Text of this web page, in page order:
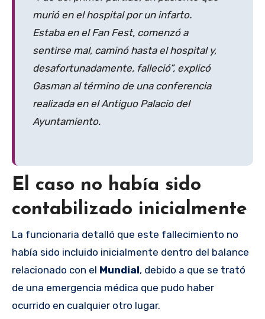
murió en el hospital por un infarto.
Estaba en el Fan Fest, comenzó a
sentirse mal, caminó hasta el hospital y,
desafortunadamente, falleció”, explicó
Gasman al término de una conferencia
realizada en el Antiguo Palacio del
Ayuntamiento.
El caso no había sido
contabilizado inicialmente
La funcionaria detalló que este fallecimiento no
había sido incluido inicialmente dentro del balance
relacionado con el Mundial, debido a que se trató
de una emergencia médica que pudo haber
ocurrido en cualquier otro lugar.